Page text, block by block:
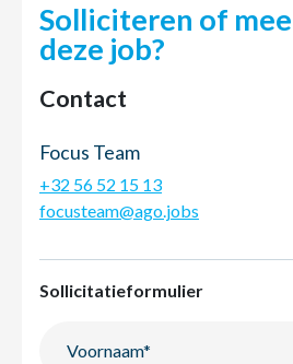
Solliciteren of
deze job?
Contact
Focus Team
+32 56 52 15 13
focusteam@ago.jobs
Sollicitatieformulier